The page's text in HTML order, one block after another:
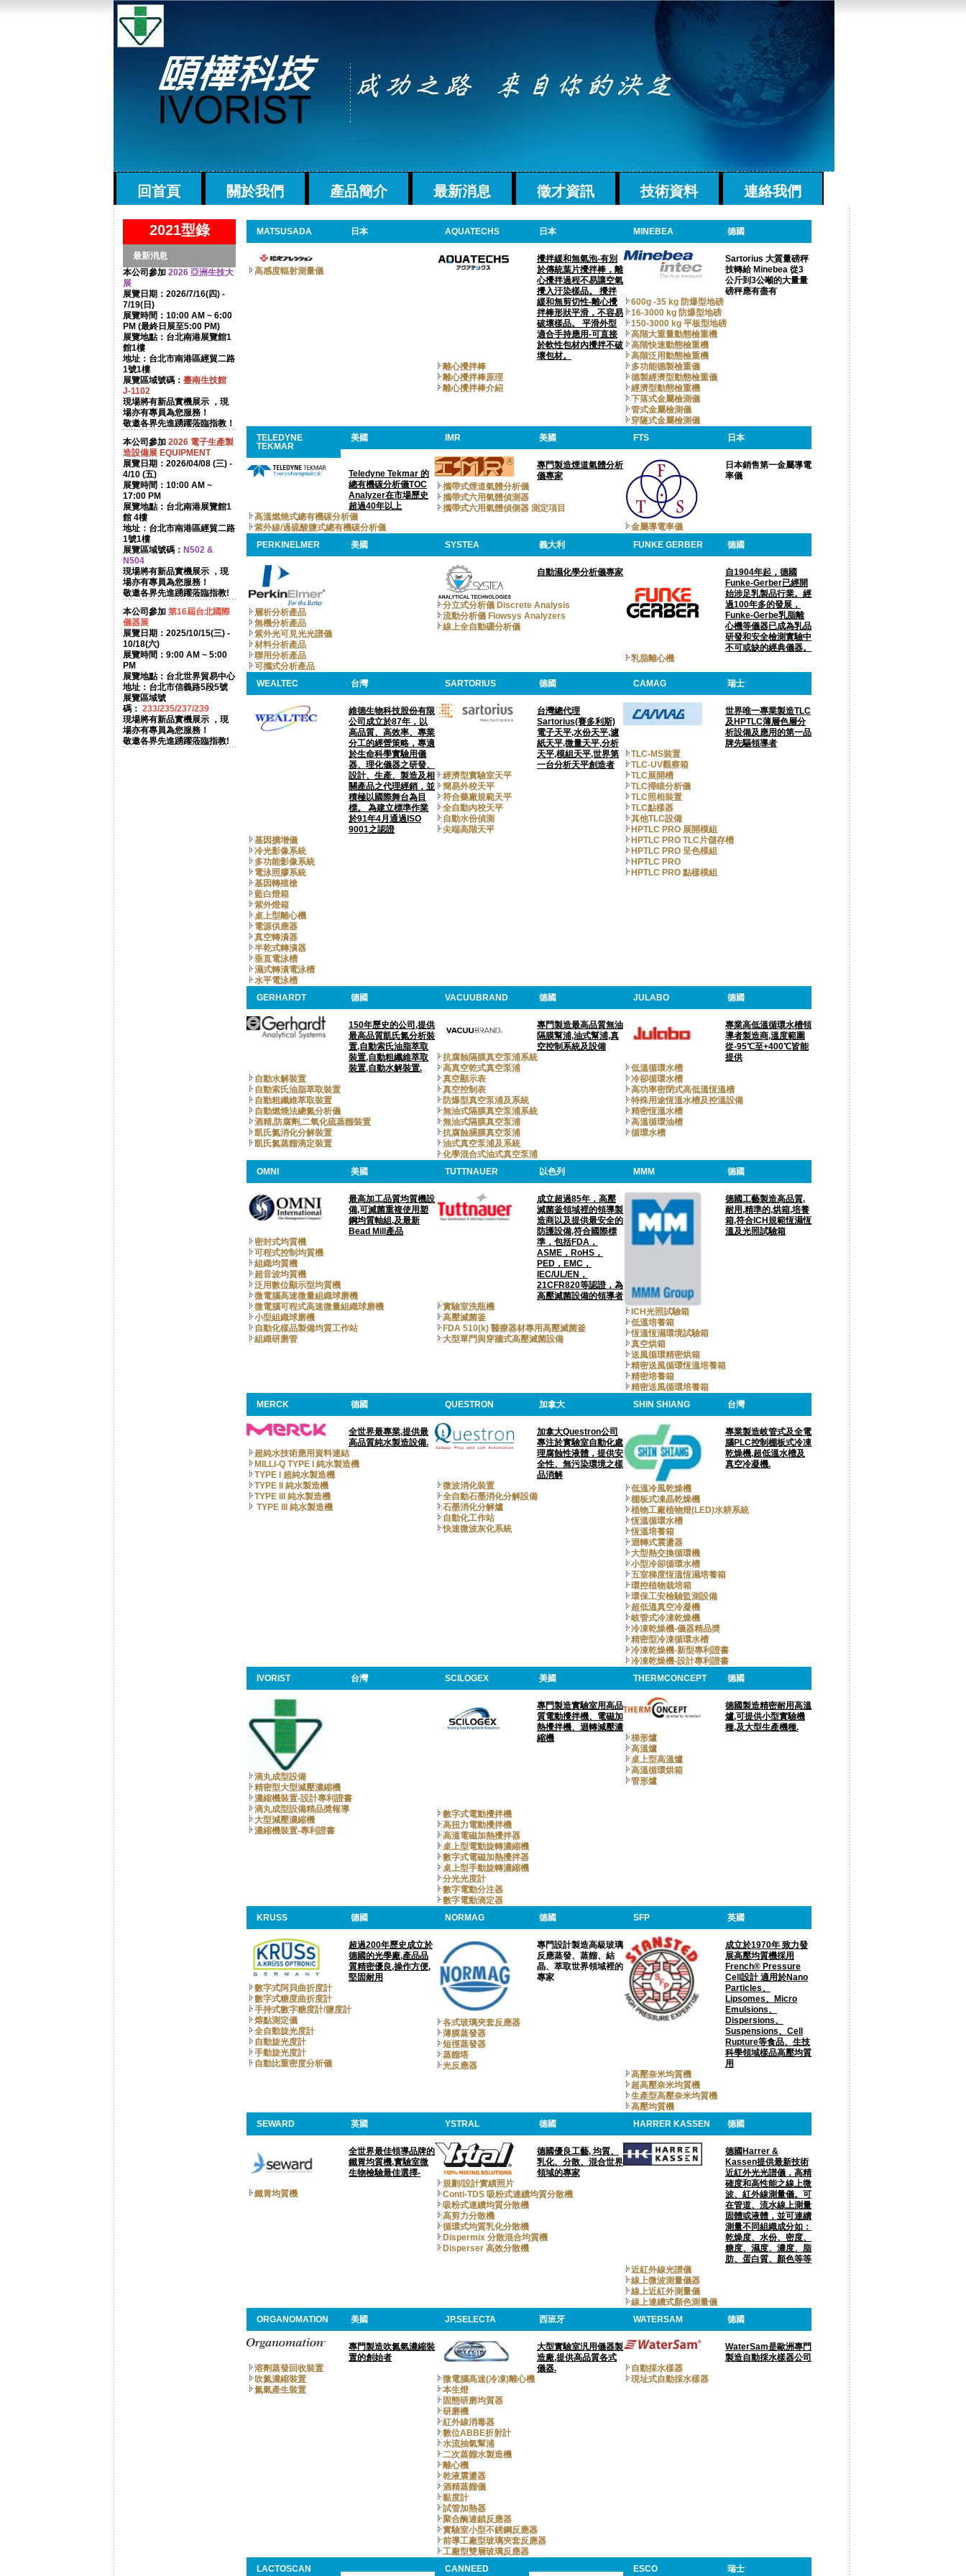
回首頁 關於我們 產品簡介 最新消息 徵才資訊 技術資料 連絡我們
2021型錄
最新消息
本公司參加 2026 亞洲生技大
展
展覽日期：2026/7/16(四) -
7/19(日)
展覽時間：10:00 AM ~ 6:00
PM (最終日展至5:00 PM)
展覽地點：台北南港展覽館1
館1樓
地址：台北市南港區經貿二路
1號1樓
展覽區域號碼： 臺南生技館
J-1102
現場將有新品實機展示 ，現
場亦有專員為您服務！
敬邀各界先進踴躍蒞臨指教！
本公司參加 2026 電子生產製
造設備展 EQUIPMENT
展覽日期：2026/04/08 (三) -
4/10 (五)
展覽時間：10:00 AM ~
17:00 PM
展覽地點：台北南港展覽館1
館 4樓
地址：台北市南港區經貿二路
1號1樓
展覽區域號碼： N502 &
N504
現場將有新品實機展示 ，現
場亦有專員為您服務！
敬邀各界先進踴躍蒞臨指教!
本公司參加 第16屆台北國際
儀器展
展覽日期：2025/10/15(三) -
10/18(六)
展覽時間：9:00 AM ~ 5:00
PM
展覽地點：台北世界貿易中心
地址：台北市信義路5段5號
展覽區域號
碼： 233/235/237/239
現場將有新品實機展示 ，現
場亦有專員為您服務！
敬邀各界先進踴躍蒞臨指教!
MATSUSADA 日本
高感度輻射測量儀
AQUATECHS 日本
攪拌緩和無氣泡-有別
於傳統葉片攪拌棒，離
心攪拌過程不易讓空氣
攪入汙染樣品。 攪拌
緩和無剪切性-離心攪
拌棒形狀平滑，不容易
破壞樣品。 平滑外型
適合手持應用-可直接
於軟性包材內攪拌不破
壞包材。
離心攪拌棒
離心攪拌棒原理
離心攪拌棒介紹
MINEBEA 德國
Sartorius 大質量磅秤
技轉給 Minebea 從3
公斤到3公噸的大量量
磅秤應有盡有
600g -35 kg 防爆型地磅
16-3000 kg 防爆型地磅
150-3000 kg 平板型地磅
高階大重量動態檢重機
高階快速動態檢重機
高階泛用動態檢重機
多功能德製檢重儀
德製經濟型動態檢重儀
經濟型動態檢重機
下落式金屬檢測儀
管式金屬檢測儀
穿隧式金屬檢測儀
TELEDYNE
TEKMAR
美國
Teledyne Tekmar 的
總有機碳分析儀TOC
Analyzer在市場歷史
超過40年以上
高溫燃燒式總有機碳分析儀
紫外線/過硫酸鹽式總有機碳分析儀
IMR 美國
專門製造煙道氣體分析
儀專家
攜帶式煙道氣體分析儀
攜帶式六用氣體偵測器
攜帶式六用氣體偵側器 測定項目
FTS 日本
日本銷售第一金屬導電
率儀
金屬導電率儀
PERKINELMER
美國
層析分析產品
無機分析產品
紫外光可見光光譜儀
材料分析產品
聯用分析產品
可攜式分析產品
SYSTEA 義大利
自動濕化學分析儀專家
分立式分析儀 Discrete Analysis
流動分析儀 Flowsys Analyzers
線上全自動硼分析儀
FUNKE GERBER 德國
自1904年起，德國
Funke-Gerber已經開
始涉足乳製品行業。經
過100年多的發展，
Funke-Gerbe乳脂離
心機等儀器已成為乳品
研發和安全檢測實驗中
不可或缺的經典儀器。
乳脂離心機
WEALTEC 台灣
維德生物科技股份有限
公司成立於87年，以
高品質、高效率、專業
分工的經營策略，專適
於生命科學實驗用儀
器、理化儀器之研發、
設計、生產、製造及相
關產品之代理經銷，並
積極以國際舞台為目
標。 為建立標準作業
於91年4月通過ISO
9001之認證
基因擴增儀
冷光影像系統
多功能影像系統
電泳照膠系統
基因轉殖槍
藍白燈箱
紫外燈箱
桌上型離心機
電源供應器
真空轉漬器
半乾式轉漬器
垂直電泳槽
濕式轉漬電泳槽
水平電泳槽
SARTORIUS 德國
台灣總代理
Sartorius(賽多利斯)
電子天平,水份天平,濾
紙天平,微量天平,分析
天平,模組天平,世界第
一台分析天平創造者
經濟型實驗室天平
簡易外校天平
符合藥廠規範天平
全自動內校天平
自動水份偵測
尖端高階天平
CAMAG 瑞士
世界唯一專業製造TLC
及HPTLC薄層色層分
析設備及應用的第一品
牌先驅領導者
TLC-MS裝置
TLC-UV觀察箱
TLC展開槽
TLC掃瞄分析儀
TLC照相裝置
TLC點樣器
其他TLC設備
HPTLC PRO 展開模組
HPTLC PRO TLC片儲存槽
HPTLC PRO 呈色模組
HPTLC PRO
HPTLC PRO 點樣模組
GERHARDT 德國
150年歷史的公司,提供
最高品質凱氏氮分析裝
置,自動索氏油脂萃取
裝置,自動粗纖維萃取
裝置,自動水解裝置.
自動水解裝置
自動索氏油脂萃取裝置
自動粗纖維萃取裝置
自動燃燒法總氮分析儀
酒精,防腐劑,二氧化硫蒸餾裝置
凱氏氮消化分解裝置
凱氏氮蒸餾滴定裝置
VACUUBRAND 德國
專門製造最高品質無油
隔膜幫浦,油式幫浦,真
空控制系統及設備
抗腐蝕隔膜真空泵浦系統
高真空乾式真空泵浦
真空顯示表
真空控制表
防爆型真空泵浦及系統
無油式隔膜真空泵浦系統
無油式隔膜真空泵浦
抗腐蝕膈膜真空泵浦
油式真空泵浦及系統
化學混合式油式真空泵浦
JULABO 德國
專業高低溫循環水槽領
導者製造商,溫度範圍
從-95℃至+400℃皆能
提供
低溫循環水槽
冷卻循環水槽
高功率密閉式高低溫恆溫槽
特殊用途恆溫水槽及控溫設備
精密恆溫水槽
高溫循環油槽
循環水槽
OMNI 美國
最高加工品質均質機設
備,可滅菌重複使用塑
鋼均質軸組,及最新
Bead Mill產品
密封式均質機
可程式控制均質機
組織均質機
超音波均質機
泛用數位顯示型均質機
微電腦高速微量組織球磨機
微電腦可程式高速微量組織球磨機
小型組織球磨機
自動化樣品製備均質工作站
組織研磨管
TUTTNAUER 以色列
成立超過85年，高壓
滅菌釜領域裡的領導製
造商以及提供最安全的
防護設備,符合國際標
準，包括FDA，
ASME，RoHS，
PED，EMC，
IEC/UL/EN，
21CFR820等認證，為
高壓滅菌設備的領導者
實驗室洗瓶機
高壓滅菌釜
FDA 510(k) 醫療器材專用高壓滅菌釜
大型單門與穿牆式高壓滅菌設備
MMM 德國
德國工藝製造高品質,
耐用,精準的,烘箱,培養
箱,符合ICH規範恆濕恆
溫及光照試驗箱
ICH光照試驗箱
低溫培養箱
恆溫恆濕環境試驗箱
真空烘箱
送風循環精密烘箱
精密送風循環恆溫培養箱
精密培養箱
精密送風循環培養箱
MERCK
德國
全世界最專業,提供最
高品質純水製造設備.
超純水技術應用資料連結
MILLI-Q TYPE I 純水製造機
TYPE I 超純水製造機
TYPE II 純水製造機
TYPE III 純水製造機
TYPE III 純水製造機
QUESTRON 加拿大
加拿大Questron公司
專注於實驗室自動化處
理腐蝕性液體，提供安
全性、無污染環境之樣
品消解
微波消化裝置
全自動石墨消化分解設備
石墨消化分解爐
自動化工作站
快速微波灰化系統
SHIN SHIANG 台灣
專業製造岐管式及全電
腦PLC控制棚板式冷凍
乾燥機,超低溫水槽及
真空冷凝機.
低溫冷風乾燥機
棚板式凍晶乾燥機
植物工廠植物燈(LED)水耕系統
恆溫循環水槽
恆溫培養箱
迴轉式震盪器
大型熱交換循環機
小型冷卻循環水槽
五室梯度恆溫恆濕培養箱
環控植物栽培箱
環保工安檢驗監測設備
超低溫真空冷凝機
岐管式冷凍乾燥機
冷凍乾燥機-儀器精品奬
精密型冷凍循環水槽
冷凍乾燥機-新型專利證書
冷凍乾燥機-設計專利證書
IVORIST
台灣
滴丸成型設備
精密型大型減壓濃縮機
濃縮機裝置-設計專利證書
滴丸成型設備精品奬報導
大型減壓濃縮機
濃縮機裝置-專利證書
SCILOGEX 美國
專門製造實驗室用高品
質電動攪拌機、電磁加
熱攪拌機、迴轉減壓濃
縮機
數字式電動攪拌機
高扭力電動攪拌機
高溫電磁加熱攪拌器
桌上型電動旋轉濃縮機
數字式電磁加熱攪拌器
桌上型手動旋轉濃縮機
分光光度計
數字電動分注器
數字電動滴定器
THERMCONCEPT 德國
德國製造精密耐用高溫
爐,可提供小型實驗機
種,及大型生產機種.
梯形爐
高溫爐
桌上型高溫爐
高溫循環烘箱
管形爐
KRUSS 德國
超過200年歷史成立於
德國的光學廠,產品品
質精密優良,操作方便,
堅固耐用
數字式阿貝曲折度計
數字式糖度曲折度計
手持式數字糖度計/鹽度計
熔點測定儀
全自動旋光度計
自動旋光度計
手動旋光度計
自動比重密度分析儀
NORMAG 德國
專門設計製造高級玻璃
反應蒸發、蒸餾、結
晶、萃取世界領域裡的
專家
各式玻璃夾套反應器
薄膜蒸發器
短徑蒸發器
蒸餾塔
光反應器
SFP 英國
成立於1970年 致力發
展高壓均質機採用
French® Pressure
Cell設計 適用於Nano
Particles、
Lipsomes、Micro
Emulsions、
Dispersions、
Suspensions、Cell
Rupture等食品、生技
科學領域樣品高壓均質
用
高壓奈米均質機
超高壓奈米均質機
生產型高壓奈米均質機
高壓均質機
SEWARD
英國
全世界最佳領導品牌的
鐵胃均質機,實驗室微
生物檢驗最佳選擇-
鐵胃均質機
YSTRAL 德國
德國優良工藝, 均質、
乳化、分散、混合世界
領域的專家
規劃/設計實績照片
Conti-TDS 吸粉式連續均質分散機
吸粉式連續均質分散機
高剪力分散機
循環式均質乳化分散機
Dispermix 分散混合均質機
Disperser 高效分散機
HARRER KASSEN 德國
德國Harrer &
Kassen提供最新技術
近紅外光光譜儀，高精
確度和高性能之線上微
波、紅外線測量儀。可
在管道、流水線上測量
固體或液體，並可連續
測量不同組織成分如：
乾燥度、水份、密度、
糖度、濕度、濃度、脂
肪、蛋白質、顏色等等
近紅外線光譜儀
線上微波測量儀器
線上近紅外測量儀
線上連續式顏色測量儀
ORGANOMATION
美國
專門製造吹氮氣濃縮裝
置的創始者
溶劑蒸發回收裝置
吹氮濃縮裝置
氮氣產生裝置
JP.SELECTA 西班牙
大型實驗室汎用儀器製
造廠,提供高品質各式
儀器.
微電腦高速(冷凍)離心機
本生燈
固態研磨均質器
研磨機
紅外線消毒器
數位ABBE折射計
水流抽氣幫浦
二次蒸餾水製造機
離心機
乾液震盪器
酒精蒸餾儀
黏度計
試管加熱器
聚合酶連鎖反應器
實驗室小型不銹鋼反應器
前導工廠型玻璃夾套反應器
工廠型雙層玻璃反應器
WATERSAM 德國
WaterSam是歐洲專門
製造自動採水樣器公司
自動採水樣器
現址式自動採水樣器
LACTOSCAN CANNEED ESCO 瑞士